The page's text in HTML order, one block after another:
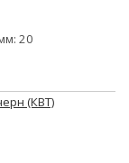
20
(КВТ)